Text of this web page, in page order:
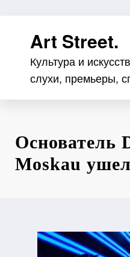
содержимомуArt Street.
Культура и
слухи, премьеры,
Основатель
Moskau